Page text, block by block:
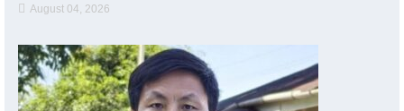
August 04, 2026